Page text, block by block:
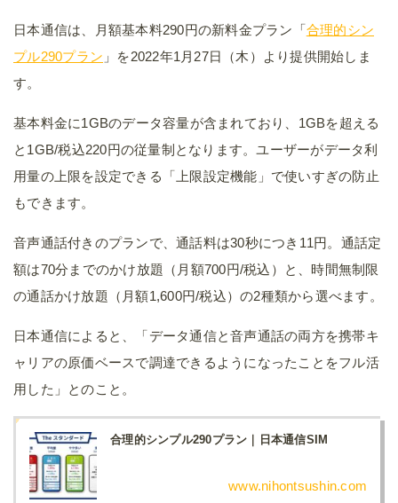
日本通信は、月額基本料290円の新料金プラン「合理的シン
プル290プラン 」を2022年1月27日（木）より提供開始しま
す。
基本料金に1GBのデータ容量が含まれており、1GBを超える
と1GB/税込220円の従量制となります。ユーザーがデータ利
用量の上限を設定できる「上限設定機能」で使いすぎの防止
もできます。
音声通話付きのプランで、通話料は30秒につき11円。通話定
額は70分までのかけ放題（月額700円/税込）と、時間無制限
の通話かけ放題（月額1,600円/税込）の2種類から選べます。
日本通信によると、「データ通信と音声通話の両方を携帯キ
ャリアの原価ベースで調達できるようになったことをフル活
用した」とのこと。
合理的シンプル290プラン｜日本通信SIM
www.nihontsushin.com